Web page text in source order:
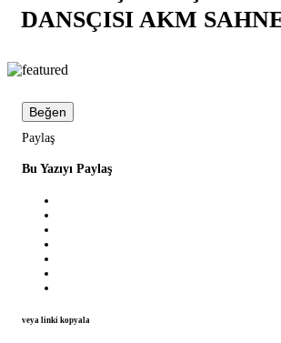
DANSÇISI AKM
Beğen
Paylaş
Bu Yazıyı Paylaş
veya linki kopyala